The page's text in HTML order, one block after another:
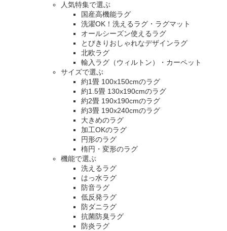
人気特集で選ぶ
国産高機能ラグ
洗濯OK！洗えるラグ・ラグマット
オールシーズン使えるラグ
とびきりおしゃれなデザインラグ
北欧ラグ
輸入ラグ（ウィルトン）・カーペット
サイズで選ぶ
約1畳 100x150cmのラグ
約1.5畳 130x190cmのラグ
約2畳 190x190cmのラグ
約3畳 190x240cmのラグ
大きめのラグ
加工OKのラグ
円形のラグ
楕円・変形のラグ
機能で選ぶ
洗えるラグ
はっ水ラグ
防音ラグ
低反発ラグ
防ダニラグ
抗菌防臭ラグ
防炎ラグ